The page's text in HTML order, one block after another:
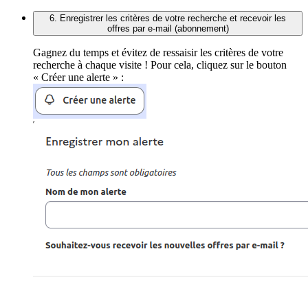
6. Enregistrer les critères de votre recherche et recevoir les
offres par e-mail (abonnement)
Gagnez du temps et évitez de ressaisir les critères de votre
recherche à chaque visite ! Pour cela, cliquez sur le bouton
« Créer une alerte » :